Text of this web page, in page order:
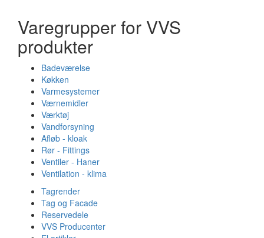
Varegrupper for VVS
produkter
Badeværelse
Køkken
Varmesystemer
Værnemidler
Værktøj
Vandforsyning
Afløb - kloak
Rør - Fittings
Ventiler - Haner
Ventilation - klima
Tagrender
Tag og Facade
Reservedele
VVS Producenter